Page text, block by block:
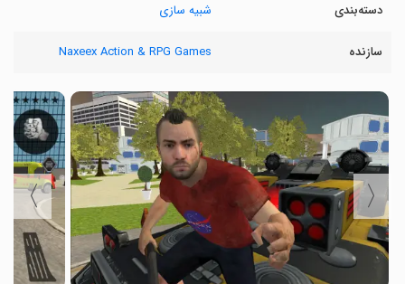
دسته‌بندی شبیه سازی
سازنده Naxeex Action & RPG Games
〈
〉